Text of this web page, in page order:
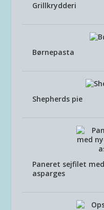
Grillkrydderi
Børnepasta
Shepherds pie
Paneret sejfilet
asparges